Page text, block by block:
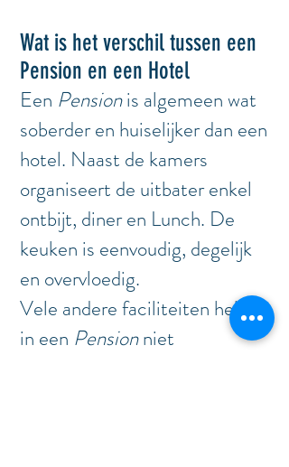
Wat is het verschil tussen een
Pension en een Hotel
Een Pensionis algemeen wat
soberder en huiselijker dan een
hotel. Naast de kamers
organiseert de uitbater enkel
ontbijt, diner en Lunch. De
keuken is eenvoudig, degelijk
en overvloedig.
Vele andere faciliteiten heb je
in een Pensionniet